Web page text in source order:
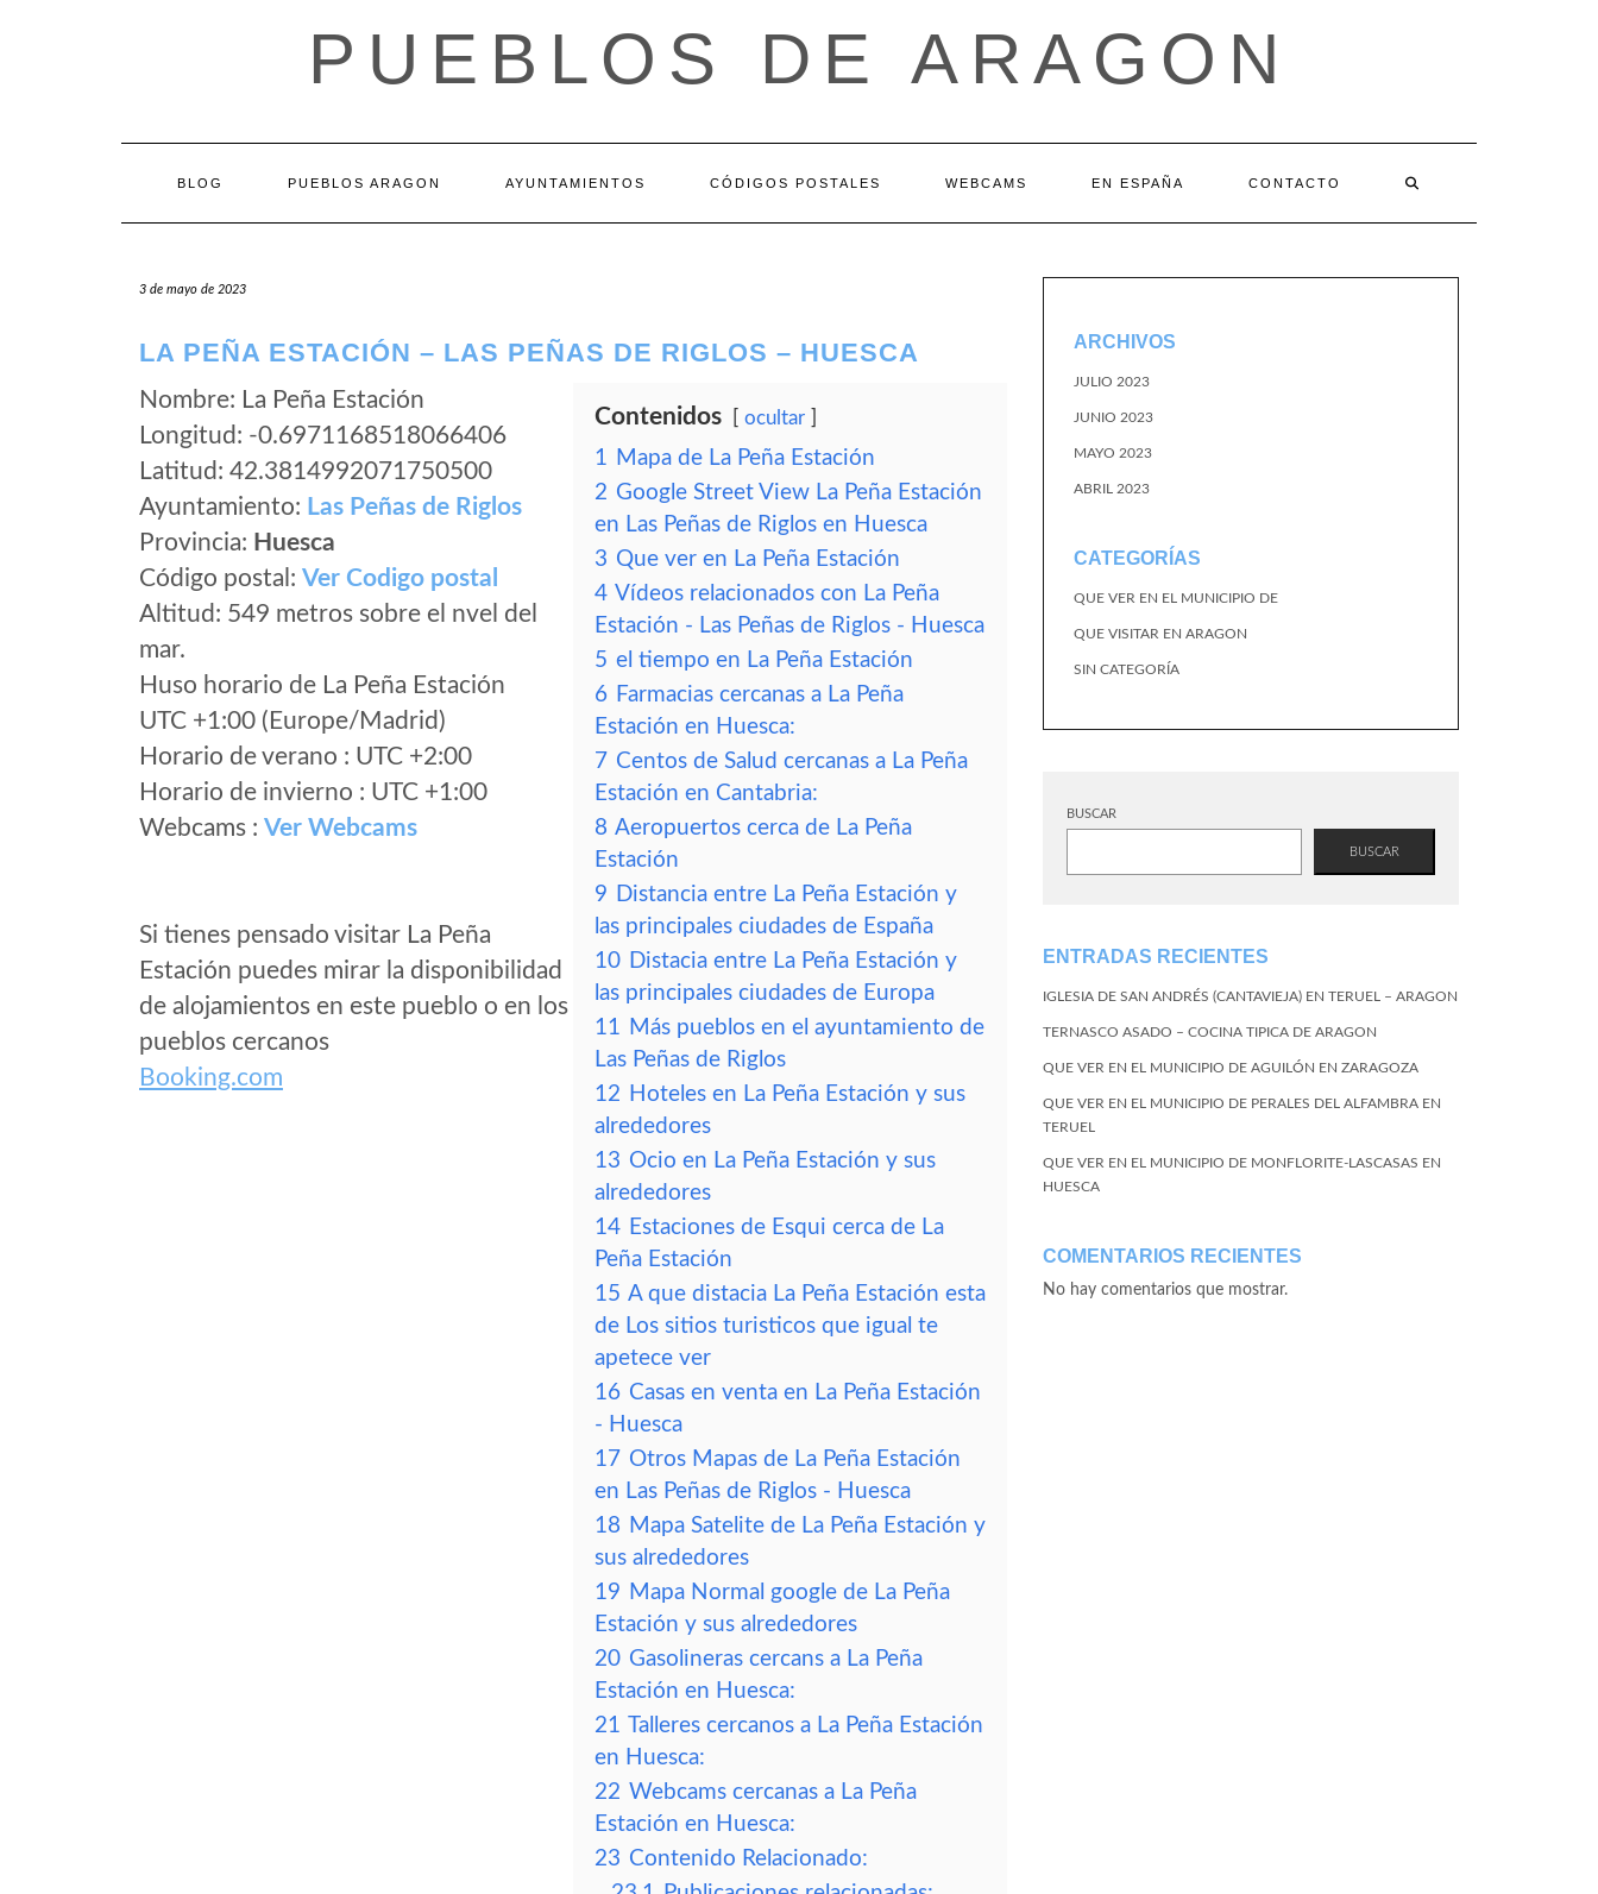
PUEBLOS DE ARAGON
BLOG PUEBLOS ARAGON AYUNTAMIENTOS CÓDIGOS POSTALES WEBCAMS EN ESPAÑA CONTACTO
3 de mayo de 2023
LA PEÑA ESTACIÓN – LAS PEÑAS DE RIGLOS – HUESCA
Nombre: La Peña Estación
Longitud: -0.6971168518066406
Latitud: 42.3814992071750500
Ayuntamiento: Las Peñas de Riglos
Provincia: Huesca
Código postal: Ver Codigo postal
Altitud: 549 metros sobre el nvel del
mar.
Huso horario de La Peña Estación
UTC +1:00 (Europe/Madrid)
Horario de verano : UTC +2:00
Horario de invierno : UTC +1:00
Webcams : Ver Webcams
Si tienes pensado visitar La Peña
Estación puedes mirar la disponibilidad
de alojamientos en este pueblo o en los
pueblos cercanos
Booking.com
Contenidos ocultar
1 Mapa de La Peña Estación
2 Google Street View La Peña Estación
en Las Peñas de Riglos en Huesca
3 Que ver en La Peña Estación
4 Vídeos relacionados con La Peña
Estación - Las Peñas de Riglos - Huesca
5 el tiempo en La Peña Estación
6 Farmacias cercanas a La Peña
Estación en Huesca:
7 Centos de Salud cercanas a La Peña
Estación en Cantabria:
8 Aeropuertos cerca de La Peña
Estación
9 Distancia entre La Peña Estación y
las principales ciudades de España
10 Distacia entre La Peña Estación y
las principales ciudades de Europa
11 Más pueblos en el ayuntamiento de
Las Peñas de Riglos
12 Hoteles en La Peña Estación y sus
alrededores
13 Ocio en La Peña Estación y sus
alrededores
14 Estaciones de Esqui cerca de La
Peña Estación
15 A que distacia La Peña Estación esta
de Los sitios turisticos que igual te
apetece ver
16 Casas en venta en La Peña Estación
- Huesca
17 Otros Mapas de La Peña Estación
en Las Peñas de Riglos - Huesca
18 Mapa Satelite de La Peña Estación y
sus alrededores
19 Mapa Normal google de La Peña
Estación y sus alrededores
20 Gasolineras cercans a La Peña
Estación en Huesca:
21 Talleres cercanos a La Peña Estación
en Huesca:
22 Webcams cercanas a La Peña
Estación en Huesca:
23 Contenido Relacionado:
ARCHIVOS
JULIO 2023
JUNIO 2023
MAYO 2023
ABRIL 2023
CATEGORÍAS
QUE VER EN EL MUNICIPIO DE
QUE VISITAR EN ARAGON
SIN CATEGORÍA
BUSCAR
BUSCAR
ENTRADAS RECIENTES
IGLESIA DE SAN ANDRÉS (CANTAVIEJA) EN TERUEL – ARAGON
TERNASCO ASADO – COCINA TIPICA DE ARAGON
QUE VER EN EL MUNICIPIO DE AGUILÓN EN ZARAGOZA
QUE VER EN EL MUNICIPIO DE PERALES DEL ALFAMBRA EN
TERUEL
QUE VER EN EL MUNICIPIO DE MONFLORITE-LASCASAS EN
HUESCA
COMENTARIOS RECIENTES
No hay comentarios que mostrar.